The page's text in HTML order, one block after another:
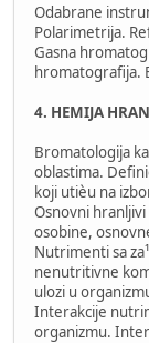
Odabrane
Polarimetrija.
Gasna
hromatografija.
4. HEMIJA
Bromatologija
oblastima.
koji utièu na
Osnovni
osobine,
Nutrimenti sa
nenutritivne
ulozi u
Interakcije
organizmu.